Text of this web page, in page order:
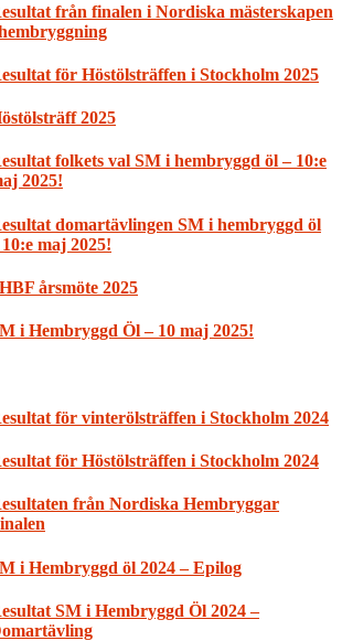
från finalen i Nordiska mästerskapen
för Höstölsträffen i Stockholm 2025
2025
folkets val SM i hembryggd öl – 10:e
2025!
domartävlingen SM i hembryggd öl
maj 2025!
årsmöte 2025
i Hembryggd Öl – 10 maj 2025!
för vinterölsträffen i Stockholm 2024
för Höstölsträffen i Stockholm 2024
från Nordiska Hembryggar
i Hembryggd öl 2024 – Epilog
SM i Hembryggd Öl 2024 –